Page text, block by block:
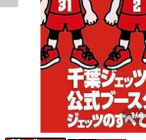
1/6